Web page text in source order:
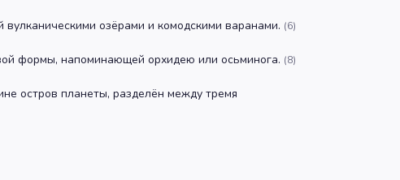
вулканическими озёрами и комодскими варанами. (6)
формы, напоминающей орхидею или осьминога. (8)
остров планеты, разделён между тремя